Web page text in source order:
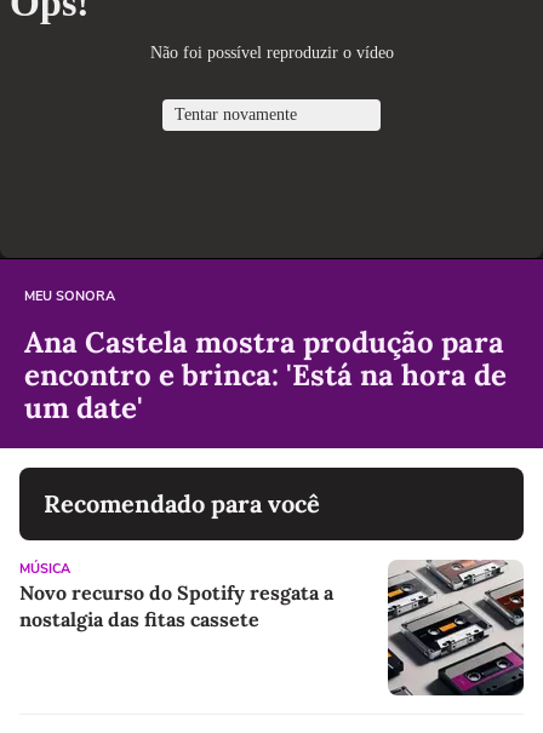
MEU SONORA
Ana Castela mostra produção para
encontro e brinca: 'Está na hora de
um date'
Recomendado para você
MÚSICA
Novo recurso do Spotify resgata a
nostalgia das fitas cassete